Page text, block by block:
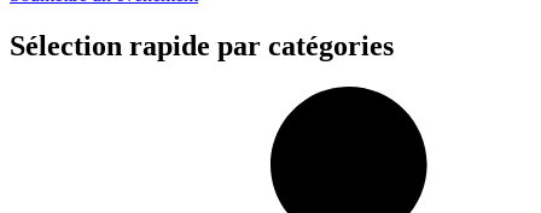
Sélection rapide par catégories